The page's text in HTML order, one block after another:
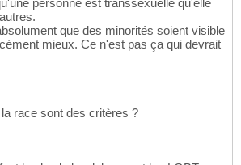
que des minorités soient visible
mieux. Ce n'est pas ça qui devrait
race sont des critères ?